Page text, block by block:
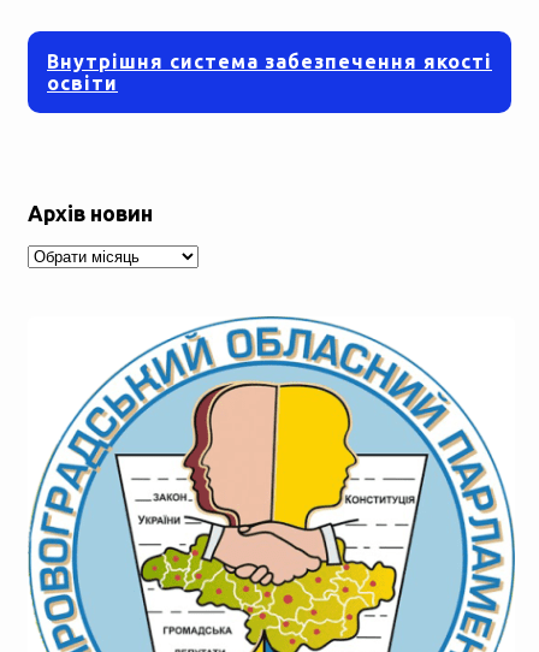
Внутрішня система забезпечення якості
освіти
Архів новин
Архів
новин